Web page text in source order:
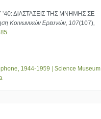
’40: ΔΙΑΣΤΑΣΕΙΣ ΤΗΣ ΜΝΗΜΗΣ ΣΕ
Κοινωνικών Ερευνών, 107(107),
1944-1959 | Science Museum